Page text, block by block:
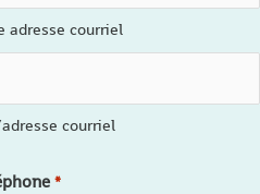
adresse courriel
courriel
*